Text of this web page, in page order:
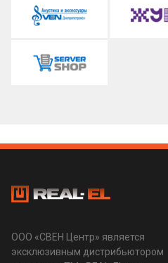
ООО «СВЕН Центр» является
эксклюзивным дистрибьютором